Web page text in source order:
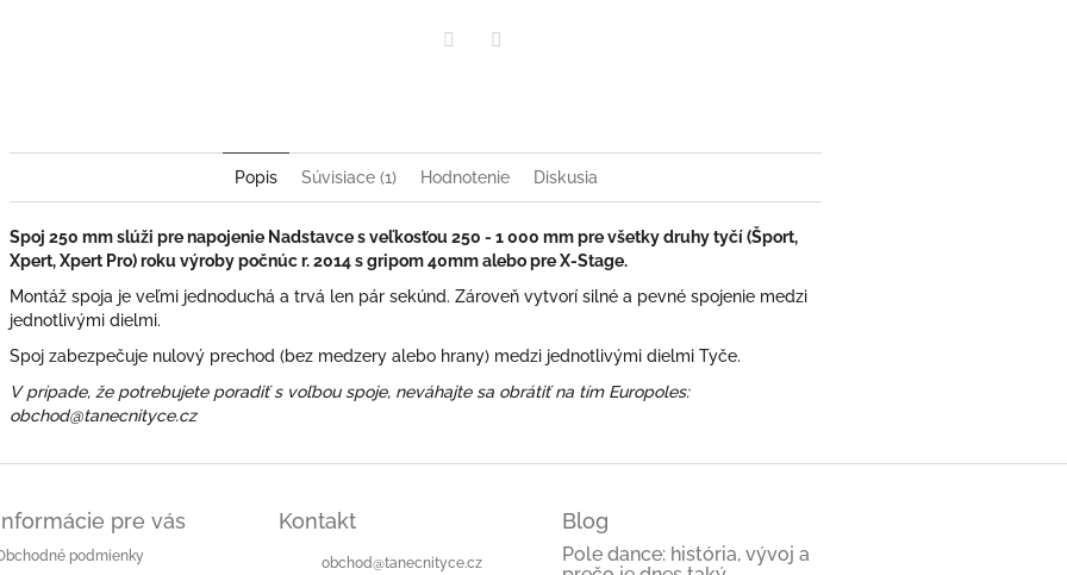
Popis Súvisiace (1) Hodnotenie Diskusia
Spoj 250 mm slúži pre napojenie Nadstavce s veľkosťou 250 - 1 000 mm pre všetky druhy tyčí (Šport,
Xpert, Xpert Pro) roku výroby počnúc r. 2014 s gripom 40mm alebo pre X-Stage.
Montáž spoja je veľmi jednoduchá a trvá len pár sekúnd. Zároveň vytvorí silné a pevné spojenie medzi
jednotlivými dielmi.
Spoj zabezpečuje nulový prechod (bez medzery alebo hrany) medzi jednotlivými dielmi Tyče.
V prípade, že potrebujete poradiť s voľbou spoje, neváhajte sa obrátiť na tím Europoles:
obchod@tanecnityce.cz
pre vás
podmienky
Kontakt
obchod@tanecnityce.cz
Blog
Pole dance: história, vývoj a